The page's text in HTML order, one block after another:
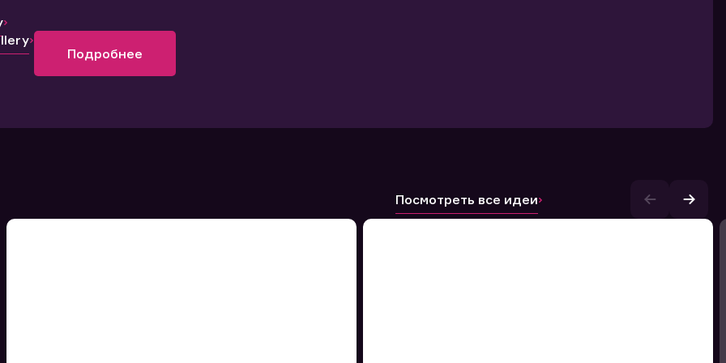
Подробнее
Посмотреть все идеи